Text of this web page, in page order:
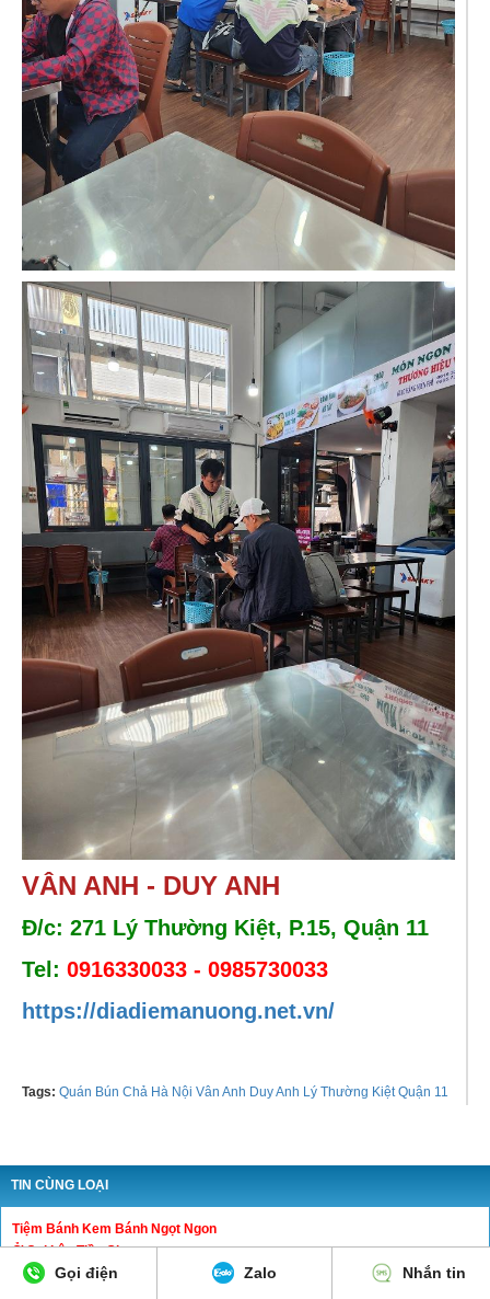
VÂN ANH - DUY ANH
Đ/c: 271 Lý Thường Kiệt, P.15, Quận 11
Tel: 0916330033 - 0985730033
https://diadiemanuong.net.vn/
Tags: Quán Bún Chả Hà Nội Vân Anh Duy Anh Lý Thường Kiệt Quận 11
TIN CÙNG LOẠI
Tiệm Bánh Kem Bánh Ngọt Ngon
Ở Cai Lậy Tiền Giang
Gọi điện Zalo Nhắn tin